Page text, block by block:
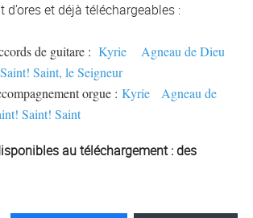
et déjà téléchargeables :
de guitare : Kyrie
Agneau de Dieu
Saint, le Seigneur
orgue : Kyrie
Agneau de
Saint! Saint
au téléchargement : des